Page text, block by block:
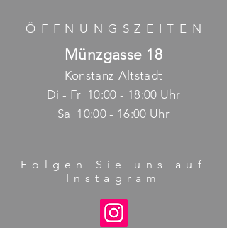
ÖFFNUNGSZEITE N
Münzgasse 18
Konstanz-Altstadt
Di - Fr 10:00 - 18:00 Uhr
Sa 10:00 - 16:00 Uhr
Folgen Sie uns auf
Instagram